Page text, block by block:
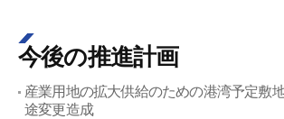
今後の推進計画
産業用地の拡大供給のための港湾予定敷
途変更造成